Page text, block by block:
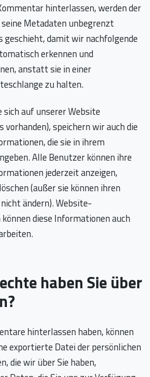
hinterlassen, werden der
Metadaten unbegrenzt
geschieht, damit wir nachfolgende
erkennen und
anstatt sie in einer
zu halten.
sich auf unserer Website
speichern wir auch die
die sie in ihrem
Alle Benutzer können ihre
jederzeit anzeigen,
(außer sie können ihren
ändern). Website-
diese Informationen auch
haben Sie über
hinterlassen haben, können
exportierte Datei der persönlichen
die wir über Sie haben,